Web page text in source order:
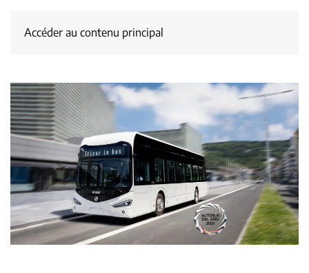
Accéder au contenu principal